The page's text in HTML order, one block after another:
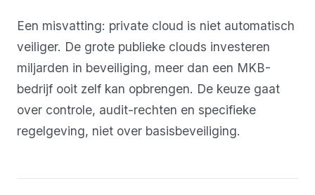
Een misvatting: private cloud is niet automatisch
veiliger. De grote publieke clouds investeren
miljarden in beveiliging, meer dan een MKB-
bedrijf ooit zelf kan opbrengen. De keuze gaat
over controle, audit-rechten en specifieke
regelgeving, niet over basisbeveiliging.